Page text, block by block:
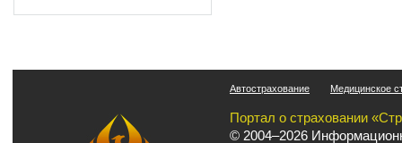
Автострахование Медицинское
Портал о страховании
© 2004–2026